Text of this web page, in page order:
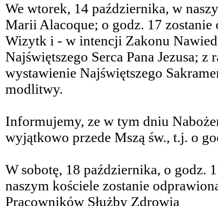
We wtorek, 14 października, w
Marii Alacoque; o godz. 17 zostanie
Wizytk i - w intencji Zakonu
Najświętszego Serca Pana Jezusa;
wystawienie Najświętszego
modlitwy.
Informujemy, ze w tym dniu
wyjątkowo przede Mszą św., t.j. o
W sobotę, 18 października, o godz.
naszym kościele zostanie
Pracowników Służby Zdrowia